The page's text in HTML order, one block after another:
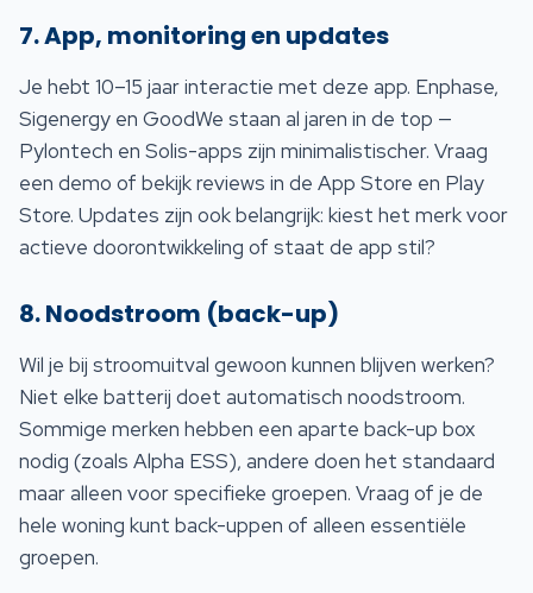
7. App, monitoring en updates
Je hebt 10–15 jaar interactie met deze app. Enphase,
Sigenergy en GoodWe staan al jaren in de top —
Pylontech en Solis-apps zijn minimalistischer. Vraag
een demo of bekijk reviews in de App Store en Play
Store. Updates zijn ook belangrijk: kiest het merk voor
actieve doorontwikkeling of staat de app stil?
8. Noodstroom (back-up)
Wil je bij stroomuitval gewoon kunnen blijven werken?
Niet elke batterij doet automatisch noodstroom.
Sommige merken hebben een aparte back-up box
nodig (zoals Alpha ESS), andere doen het standaard
maar alleen voor specifieke groepen. Vraag of je de
hele woning kunt back-uppen of alleen essentiële
groepen.